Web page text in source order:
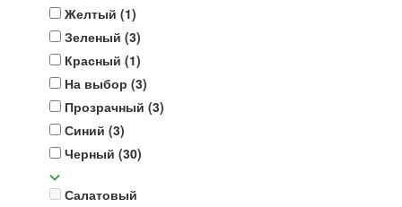
Желтый (1)
Зеленый (3)
Красный (1)
На выбор (3)
Прозрачный (3)
Синий (3)
Черный (30)
Салатовый